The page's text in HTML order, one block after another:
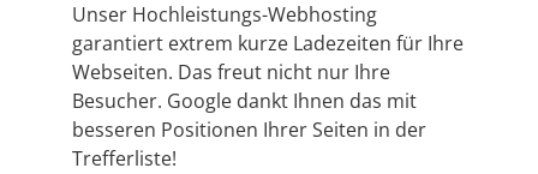
Unser Hochleistungs-Webhosting
garantiert extrem kurze Ladezeiten für Ihre
Webseiten. Das freut nicht nur Ihre
Besucher. Google dankt Ihnen das mit
besseren Positionen Ihrer Seiten in der
Trefferliste!